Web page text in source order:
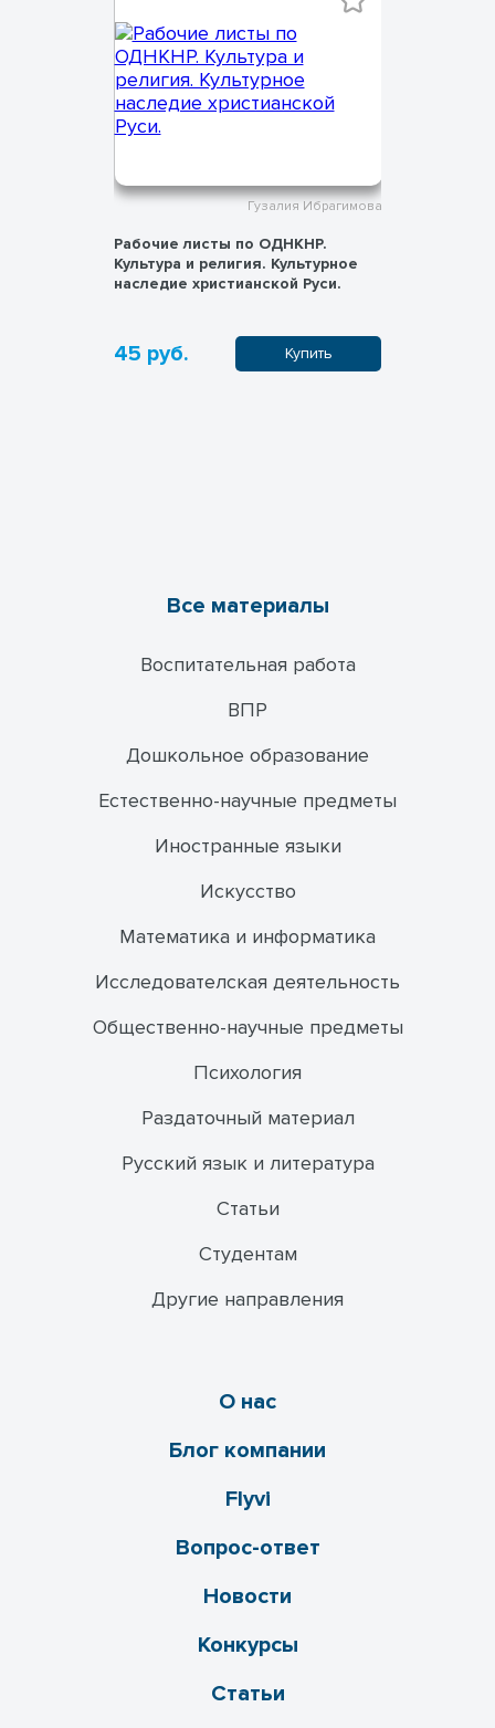
Гузалия Ибрагимова
Рабочие листы по ОДНКНР.
Культура и религия. Культурное
наследие христианской Руси.
45 руб. Купить
Все материалы
Воспитательная работа
ВПР
Дошкольное образование
Естественно-научные предметы
Иностранные языки
Искусство
Математика и информатика
Исследователская деятельность
Общественно-научные предметы
Психология
Раздаточный материал
Русский язык и литература
Статьи
Студентам
Другие направления
О нас
Блог компании
Flyvi
Вопрос-ответ
Новости
Конкурсы
Статьи